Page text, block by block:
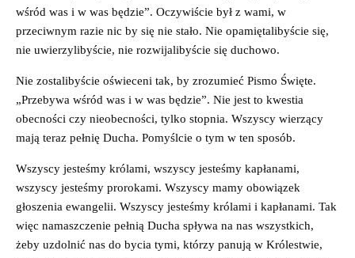
wśród was i w was będzie”. Oczywiście był z wami, w
przeciwnym razie nic by się nie stało. Nie opamiętalibyście się,
nie uwierzylibyście, nie rozwijalibyście się duchowo.
Nie zostalibyście oświeceni tak, by zrozumieć Pismo Święte.
„Przebywa wśród was i w was będzie”. Nie jest to kwestia
obecności czy nieobecności, tylko stopnia. Wszyscy wierzący
mają teraz pełnię Ducha. Pomyślcie o tym w ten sposób.
Wszyscy jesteśmy królami, wszyscy jesteśmy kapłanami,
wszyscy jesteśmy prorokami. Wszyscy mamy obowiązek
głoszenia ewangelii. Wszyscy jesteśmy królami i kapłanami. Tak
więc namaszczenie pełnią Ducha spływa na nas wszystkich,
żeby uzdolnić nas do bycia tymi, którzy panują w Królestwie,